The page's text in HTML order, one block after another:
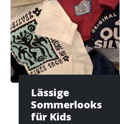
Lässige
Sommerlooks
für Kids